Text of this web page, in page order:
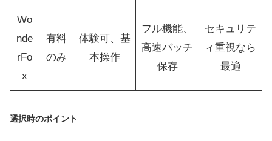
Wo
nde
rFo
x
有料
のみ
体験可、基
本操作
フル機能、
高速バッチ
保存
セキュリテ
ィ重視なら
最適
選択時のポイント